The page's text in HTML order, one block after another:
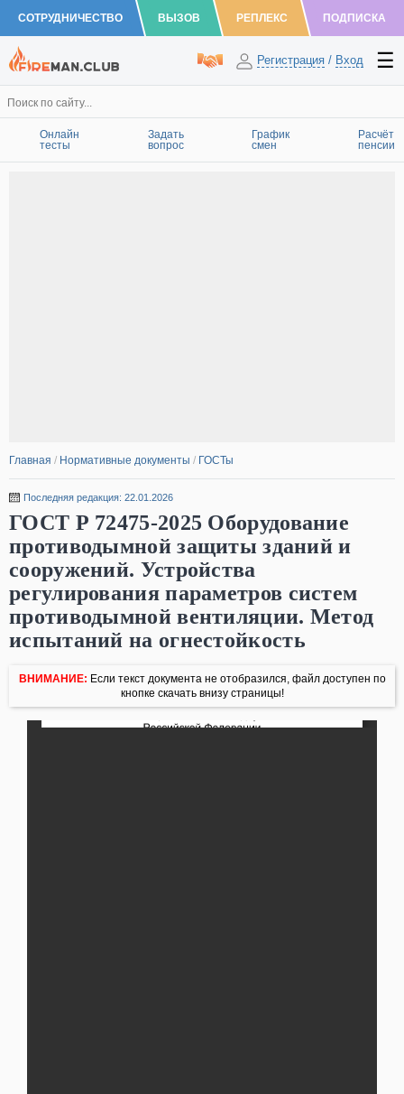
СОТРУДНИЧЕСТВО ВЫЗОВ РЕПЛЕКС ПОДПИСКА
Регистрация / Вход
Онлайн
тесты
Задать
вопрос
График
смен
Расчёт
пенсии
Главная / Нормативные документы / ГОСТы
Последняя редакция: 22.01.2026
ГОСТ Р 72475-2025 Оборудование
противодымной защиты зданий и
сооружений. Устройства
регулирования параметров систем
противодымной вентиляции. Метод
испытаний на огнестойкость
ВНИМАНИЕ: Если текст документа не отобразился, файл доступен по
кнопке скачать внизу страницы!